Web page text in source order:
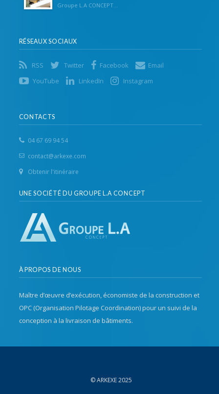
Groupe L.A CONCEPT...
RÉSEAUX SOCIAUX
RSS Twitter Facebook
Email
YouTube
LinkedIn Instagram
CONTACTS
04 67 69 94 54
contact@arkexe.com
Obtenir l'itinéraire
UNE SOCIÉTÉ DU GROUPE L.A CONCEPT
À PROPOS DE NOUS
Maître d’œuvre d’exécution, économiste de la construction et
OPC (Organisation Pilotage Coordination) pour un suivi de la
conception à la livraison de bâtiments.
© ARKEXE 2025